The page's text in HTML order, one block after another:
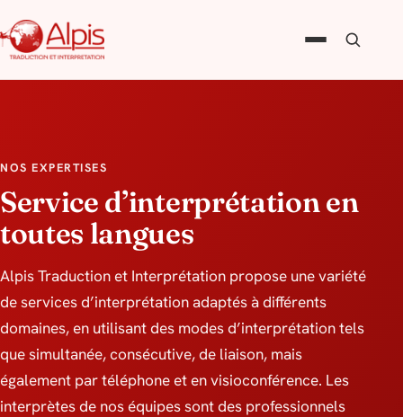
NOS EXPERTISES
Service d’interprétation en
toutes langues
Alpis Traduction et Interprétation propose une variété
de services d’interprétation adaptés à différents
domaines, en utilisant des modes d’interprétation tels
que simultanée, consécutive, de liaison, mais
également par téléphone et en visioconférence. Les
interprètes de nos équipes sont des professionnels